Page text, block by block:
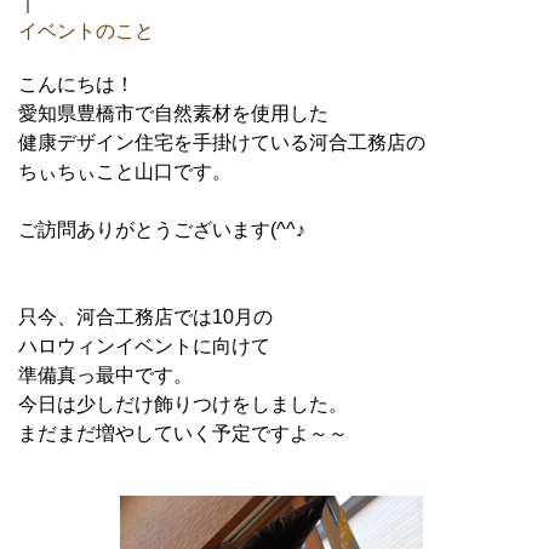
イベントのこと
こんにちは！
愛知県豊橋市で自然素材を使用した
健康デザイン住宅を手掛けている河合工務店の
ちぃちぃこと山口です。
ご訪問ありがとうございます(^^♪
只今、河合工務店では10月の
ハロウィンイベントに向けて
準備真っ最中です。
今日は少しだけ飾りつけをしました。
まだまだ増やしていく予定ですよ～～